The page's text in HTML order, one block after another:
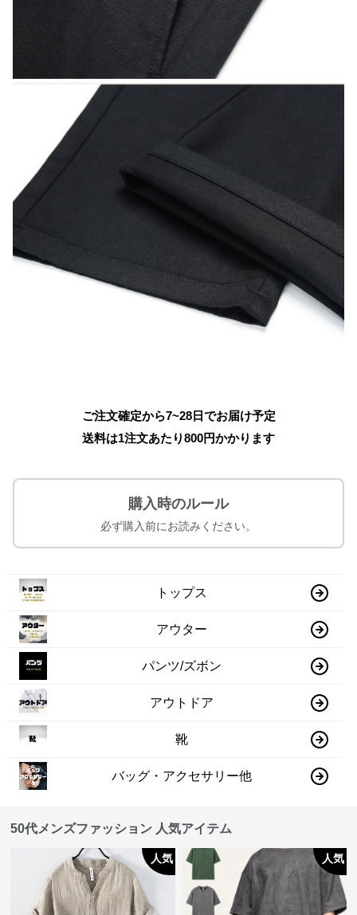
ご注文確定から7~28日でお届け予定
送料は1注文あたり800円かかります
購入時のルール
必ず購入前にお読みください。
トップス
アウター
パンツ/ズボン
アウトドア
靴
バッグ・アクセサリー他
50代メンズファッション 人気アイテム
人気 人気